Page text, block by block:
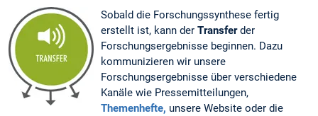
Sobald die Forschungssynthese fertig
erstellt ist, kann der Transferder
Forschungsergebnisse beginnen. Dazu
kommunizieren wir unsere
Forschungsergebnisse über verschiedene
Kanäle wie Pressemitteilungen,
Themenhefte, unsere Website oder die